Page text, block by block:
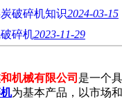
破碎机知识2024-03-15
碎机2023-11-29
机械有限公司 是一个
为基本产品，以市场